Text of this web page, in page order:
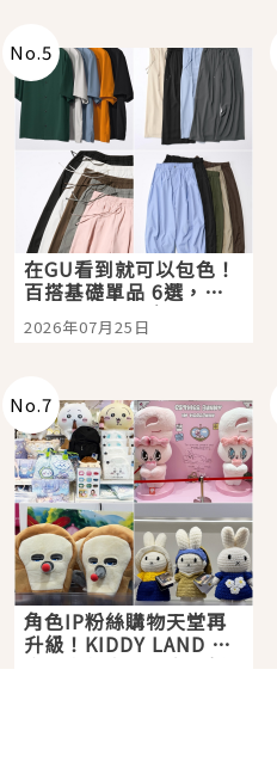
No.5
在GU看到就可以包色！
百搭基礎單品 6選，閉
眼全收也不心疼
2026年07月25日
No.7
角色IP粉絲購物天堂再
升級！KIDDY LAND 原
宿店吉伊卡哇迎客，新